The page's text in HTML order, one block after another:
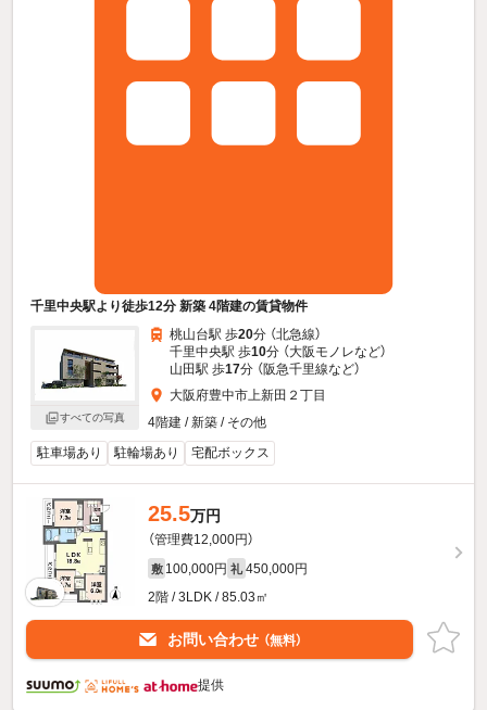
千里中央駅より徒歩12分 新築 4階建の賃貸物件
すべての写真
桃山台駅 歩20分 （北急線）
千里中央駅 歩10分 （大阪モノレなど）
山田駅 歩17分 （阪急千里線など）
大阪府豊中市上新田２丁目
4階建 / 新築 / その他
駐車場あり
駐輪場あり 宅配ボックス
25.5万円
（管理費12,000円）
敷 100,000円 礼 450,000円
2階 / 3LDK / 85.03㎡
お問い合わせ （無料）
提供